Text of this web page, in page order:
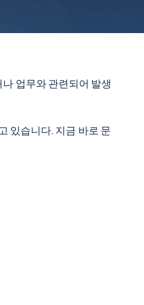
업무와 관련되어 발생
있습니다. 지금 바로 문